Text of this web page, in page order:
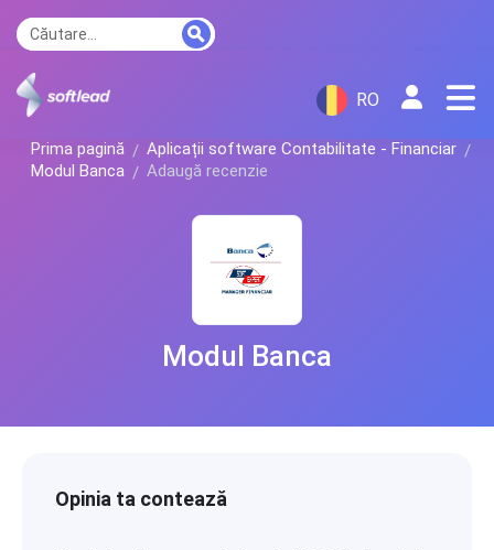
RO
Prima pagină
Aplicații software Contabilitate - Financiar
Modul Banca
Adaugă recenzie
Modul Banca
Opinia ta contează